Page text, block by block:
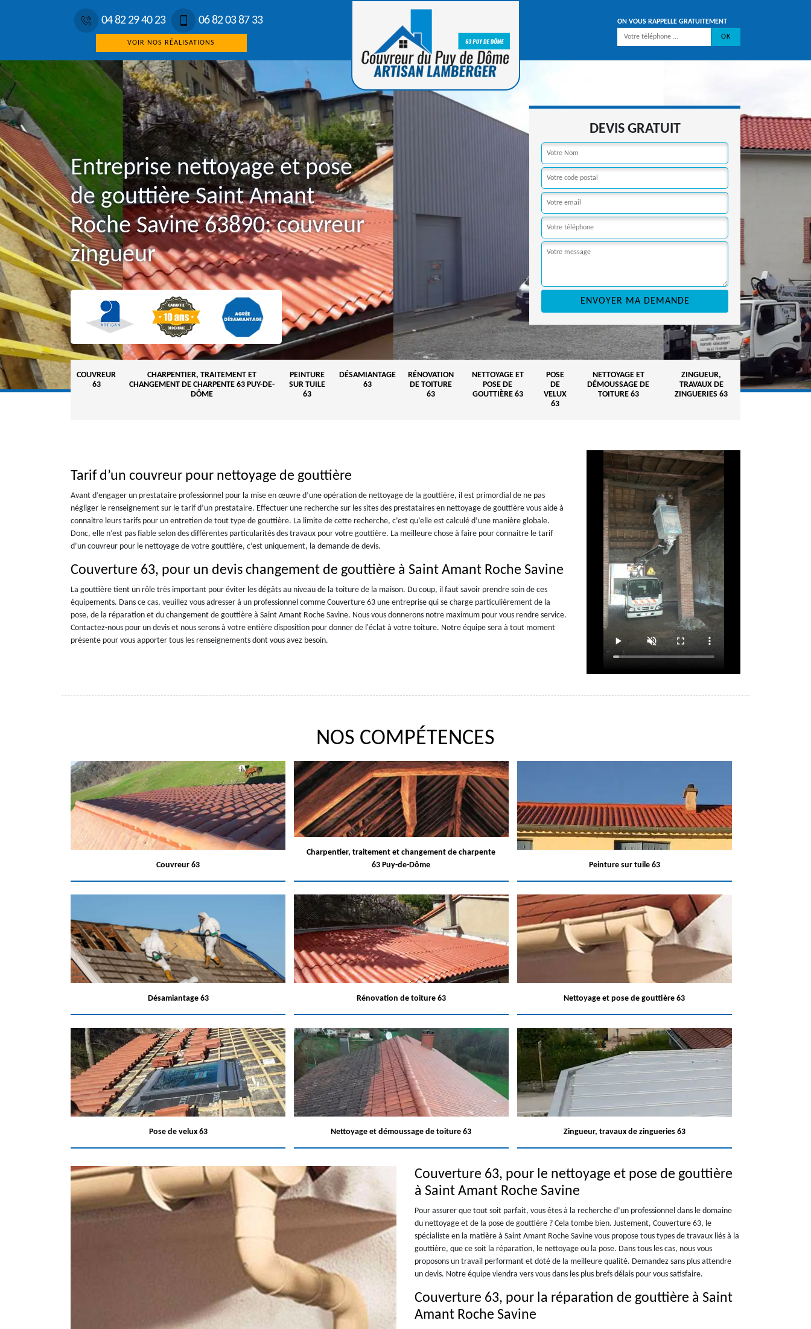
04 82 29 40 23 06 82 03 87 33
VOIR NOS RÉALISATIONS
ON VOUS RAPPELLE GRATUITEMENT
Entreprise nettoyage et pose
de gouttière Saint Amant
Roche Savine 63890: couvreur
zingueur
DEVIS GRATUIT
COUVREUR
63
CHARPENTIER, TRAITEMENT ET
CHANGEMENT DE CHARPENTE 63 PUY-DE-
DÔME
PEINTURE
SUR TUILE
63
DÉSAMIANTAGE
63
RÉNOVATION
DE TOITURE
63
NETTOYAGE ET
POSE DE
GOUTTIÈRE 63
POSE
DE
VELUX
63
NETTOYAGE ET
DÉMOUSSAGE DE
TOITURE 63
ZINGUEUR,
TRAVAUX DE
ZINGUERIES 63
Tarif d’un couvreur pour nettoyage de gouttière
Avant d’engager un prestataire professionnel pour la mise en œuvre d’une opération de nettoyage de la gouttière, il est primordial de ne pas
négliger le renseignement sur le tarif d’un prestataire. Effectuer une recherche sur les sites des prestataires en nettoyage de gouttière vous aide à
connaitre leurs tarifs pour un entretien de tout type de gouttière. La limite de cette recherche, c’est qu’elle est calculé d’une manière globale.
Donc, elle n’est pas fiable selon des différentes particularités des travaux pour votre gouttière. La meilleure chose à faire pour connaitre le tarif
d’un couvreur pour le nettoyage de votre gouttière, c’est uniquement, la demande de devis.
Couverture 63, pour un devis changement de gouttière à Saint Amant Roche Savine
La gouttière tient un rôle très important pour éviter les dégâts au niveau de la toiture de la maison. Du coup, il faut savoir prendre soin de ces
équipements. Dans ce cas, veuillez vous adresser à un professionnel comme Couverture 63 une entreprise qui se charge particulièrement de la
pose, de la réparation et du changement de gouttière à Saint Amant Roche Savine. Nous vous donnerons notre maximum pour vous rendre service.
Contactez-nous pour un devis et nous serons à votre entière disposition pour donner de l'éclat à votre toiture. Notre équipe sera à tout moment
présente pour vous apporter tous les renseignements dont vous avez besoin.
NOS COMPÉTENCES
Couvreur 63
Charpentier, traitement et changement de charpente
63 Puy-de-Dôme
Peinture sur tuile 63
Désamiantage 63 Rénovation de toiture 63 Nettoyage et pose de gouttière 63
Pose de velux 63 Nettoyage et démoussage de toiture 63 Zingueur, travaux de zingueries 63
Couverture 63, pour le nettoyage et pose de gouttière
à Saint Amant Roche Savine
Pour assurer que tout soit parfait, vous êtes à la recherche d’un professionnel dans le domaine
du nettoyage et de la pose de gouttière ? Cela tombe bien. Justement, Couverture 63, le
spécialiste en la matière à Saint Amant Roche Savine vous propose tous types de travaux liés à la
gouttière, que ce soit la réparation, le nettoyage ou la pose. Dans tous les cas, nous vous
proposons un travail performant et doté de la meilleure qualité. Demandez sans plus attendre
un devis. Notre équipe viendra vers vous dans les plus brefs délais pour vous satisfaire.
Couverture 63, pour la réparation de gouttière à Saint
Amant Roche Savine